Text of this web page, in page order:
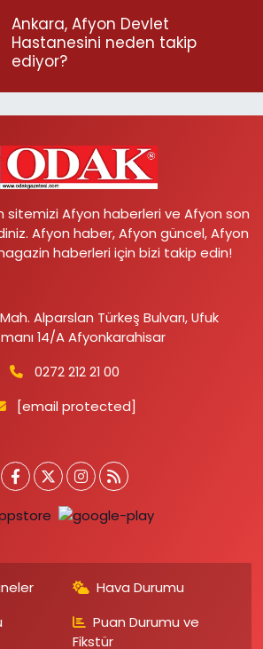
Ankara, Afyon Devlet
Hastanesini neden takip
ediyor?
Afyon haberleri ve Afyon son
Afyon haber, Afyon güncel, Afyon
haberleri için bizi takip edin!
Alparslan Türkeş Bulvarı, Ufuk
14/A Afyonkarahisar
0272 212 21 00
[email protected]
Hava Durumu
Puan Durumu ve
Fikstür